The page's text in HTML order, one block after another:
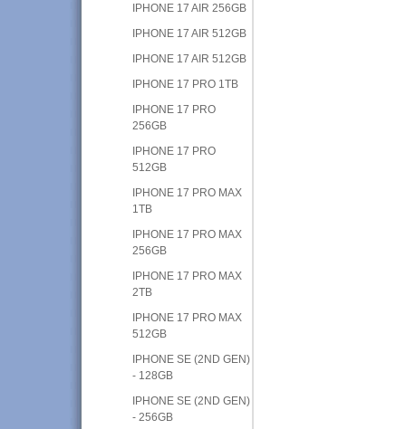
IPHONE 17 AIR 256GB
IPHONE 17 AIR 512GB
IPHONE 17 AIR 512GB
IPHONE 17 PRO 1TB
IPHONE 17 PRO
256GB
IPHONE 17 PRO
512GB
IPHONE 17 PRO MAX
1TB
IPHONE 17 PRO MAX
256GB
IPHONE 17 PRO MAX
2TB
IPHONE 17 PRO MAX
512GB
IPHONE SE (2ND GEN)
- 128GB
IPHONE SE (2ND GEN)
- 256GB